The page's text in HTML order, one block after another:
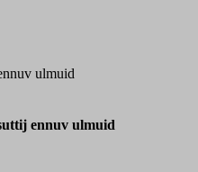
ulmuid
ennuv ulmuid